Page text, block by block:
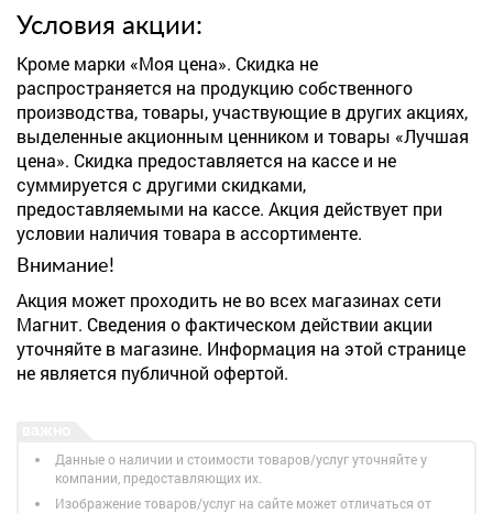
Условия акции:
Кроме марки «Моя цена». Скидка не
распространяется на продукцию собственного
производства, товары, участвующие в других акциях,
выделенные акционным ценником и товары «Лучшая
цена». Скидка предоставляется на кассе и не
суммируется с другими скидками,
предоставляемыми на кассе. Акция действует при
условии наличия товара в ассортименте.
Внимание!
Акция может проходить не во всех магазинах сети
Магнит. Сведения о фактическом действии акции
уточняйте в магазине. Информация на этой странице
не является публичной офертой.
Данные о наличии и стоимости товаров/услуг уточняйте у
компании, предоставляющих их.
Изображение товаров/услуг на сайте может отличаться от